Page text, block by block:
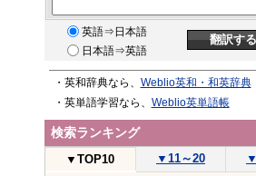
英語⇒日本語
日本語⇒英語
・英和辞典なら、 Weblio英和・和英辞典
・英単語学習なら、 Weblio英単語帳
検索ランキング
▼ TOP10 ▼ 11～20 ▼